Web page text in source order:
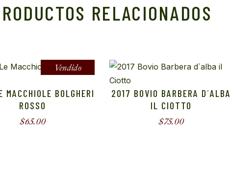
RELACIONADOS
Vendido
MACCHIOLE BOLGHERI
ROSSO
$65.00
2017 BOVIO BARBERA D´ALBA
IL CIOTTO
$75.00